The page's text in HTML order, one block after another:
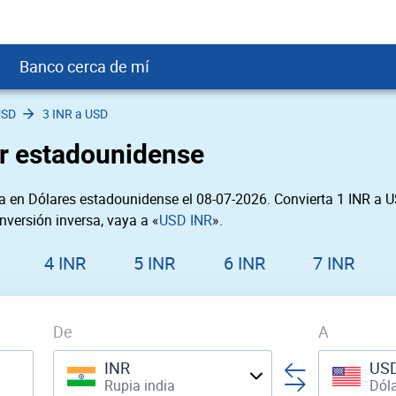
crediticio
Banco cerca de mí
de Mí
Cerca de Mí
de Mí
Cerca de Mí
3 INR a USD
estadounidense
Dólares estadounidense el 08-07-2026. Convierta 1 INR a
inversa, vaya a «USD INR».
4 INR 5 INR 6 INR 7 INR
De
INR
Rupia india
A